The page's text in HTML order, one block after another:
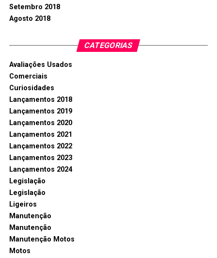
Setembro 2018
Agosto 2018
CATEGORIAS
Avaliações Usados
Comerciais
Curiosidades
Lançamentos 2018
Lançamentos 2019
Lançamentos 2020
Lançamentos 2021
Lançamentos 2022
Lançamentos 2023
Lançamentos 2024
Legislação
Legislação
Ligeiros
Manutenção
Manutenção
Manutenção Motos
Motos